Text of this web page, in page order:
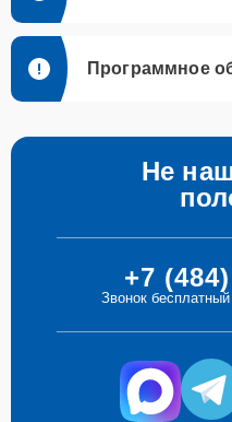
Программное
Не
+7
Звонок